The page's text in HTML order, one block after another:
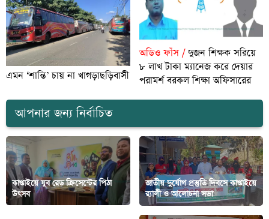
এমন ‘শান্তি’ চায় না খাগড়াছড়িবাসী
অডিও ফাঁস /দুজন শিক্ষক সরিয়ে
৮ লাখ টাকা ম্যানেজ করে দেয়ার
পরামর্শ বরকল শিক্ষা অফিসারের
আপনার জন্য নির্বাচিত
কাপ্তাইয়ে যুব রেড ক্রিসেন্টের পিঠা
উৎসব
জাতীয় দুর্যোগ প্রস্তুতি দিবসে কাপ্তাইয়ে
র‍্যালী ও আলোচনা সভা